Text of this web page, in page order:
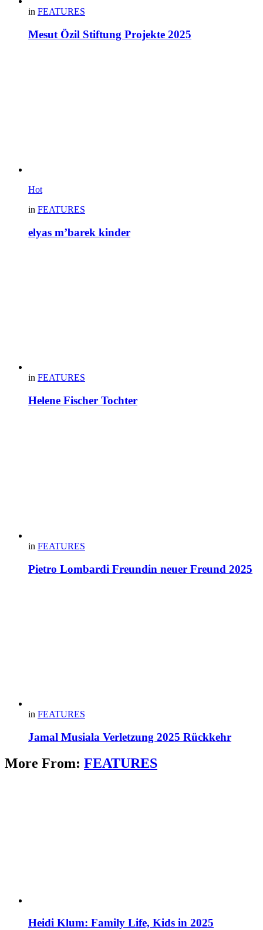
in FEATURES
Mesut Özil Stiftung Projekte 2025
Hot
in FEATURES
elyas m’barek kinder
in FEATURES
Helene Fischer Tochter
in FEATURES
Pietro Lombardi Freundin neuer Freund 2025
in FEATURES
Jamal Musiala Verletzung 2025 Rückkehr
More From: FEATURES
Heidi Klum: Family Life, Kids in 2025